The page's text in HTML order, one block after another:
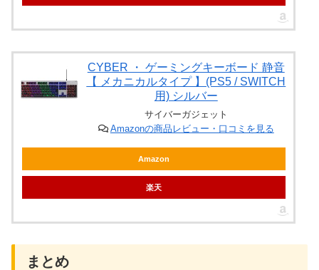
CYBER ・ ゲーミングキーボード 静音
【 メカニカルタイプ 】(PS5 / SWITCH
用) シルバー
サイバーガジェット
Amazonの商品レビュー・口コミを見る
Amazon
楽天
まとめ